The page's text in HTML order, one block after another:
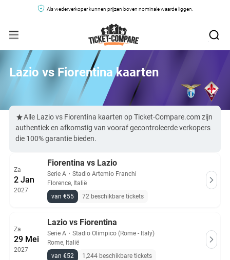
Als wederverkoper kunnen prijzen boven nominale waarde liggen.
Lazio vs Fiorentina kaarten
Alle Lazio vs Fiorentina kaarten op Ticket-Compare.com zijn
authentiek en afkomstig van vooraf gecontroleerde verkopers
die 100% garantie bieden.
Za
2 Jan
2027
Fiorentina vs Lazio
Serie A ・ Stadio Artemio Franchi
Florence, Italië
van €55
72 beschikbare tickets
Za
29 Mei
2027
Lazio vs Fiorentina
Serie A ・ Stadio Olimpico (Rome - Italy)
Rome, Italië
van €52
1,244 beschikbare tickets